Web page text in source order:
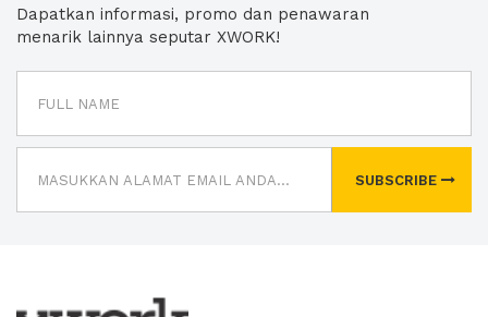
Dapatkan informasi, promo dan penawaran
menarik lainnya seputar XWORK!
SUBSCRIBE